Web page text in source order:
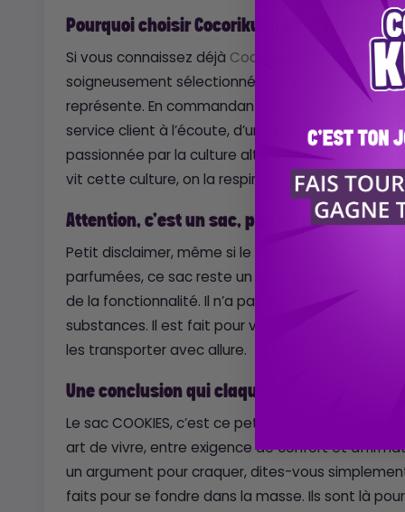
Pourquoi choisir Cocorikush pour vous
Si vous connaissez déjà Cocorikush
, vous savez
soigneusement sélectionné, non seulement pour
représente. En commandant ce sac sur notre
service client à l’écoute, d’une livraison rapide,
passionnée par la culture alternative. Pas de
vit cette culture, on la respire, et on la partage à
Attention, c’est un sac, pas un pochon !
Petit disclaimer, même si le nom "Cookies" peut
parfumées, ce sac reste un accessoire textile.
de la fonctionnalité. Il n’a pas vocation à contenir
substances. Il est fait pour vos affaires perso,
les transporter avec allure.
Une conclusion qui claque
Le sac COOKIES, c’est ce petit plus qui change
art de vivre, entre exigence de confort et
un argument pour craquer, dites-vous
faits pour se fondre dans la masse. Ils sont là